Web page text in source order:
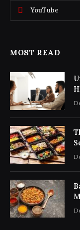
YouTube
MOST READ